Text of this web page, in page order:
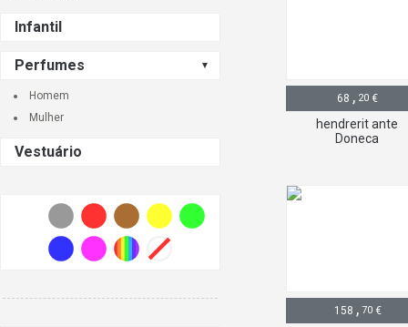
Infantil
Perfumes
Homem
Mulher
Vestuário
68 , 20 €
hendrerit ante
Doneca
158 , 70 €